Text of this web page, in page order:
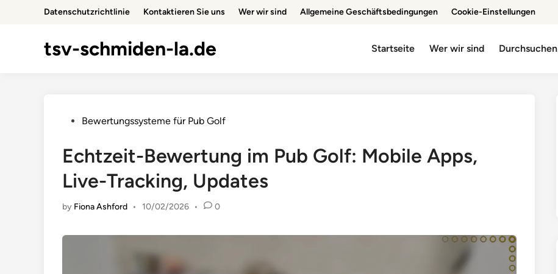
Datenschutzrichtlinie Kontaktieren Sie uns Wer wir sind Allgemeine Geschäftsbedingungen Cookie-Einstellungen
tsv-schmiden-la.de Startseite Wer wir sind Durchsuchen
PostedBewertungssysteme für Pub Golf
Echtzeit-Bewertung im Pub Golf: Mobile Apps,
Live-Tracking, Updates
by Fiona Ashford • 10/02/2026 • 0